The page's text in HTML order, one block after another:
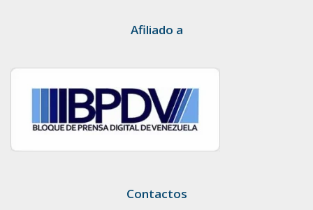
Afiliado a
Contactos